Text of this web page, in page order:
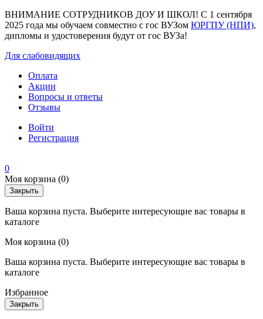
ВНИМАНИЕ СОТРУДНИКОВ ДОУ И ШКОЛ! С 1 сентября
2025 года мы обучаем совместно с гос ВУЗом ЮРГПУ (НПИ),
дипломы и удостоверения будут от гос ВУЗа!
Для слабовидящих
Оплата
Акции
Вопросы и ответы
Отзывы
Войти
Регистрация
0
Моя корзина (0)
Закрыть
Ваша корзина пуста. Выберите интересующие вас товары в
каталоге
Моя корзина (0)
Ваша корзина пуста. Выберите интересующие вас товары в
каталоге
Избранное
Закрыть